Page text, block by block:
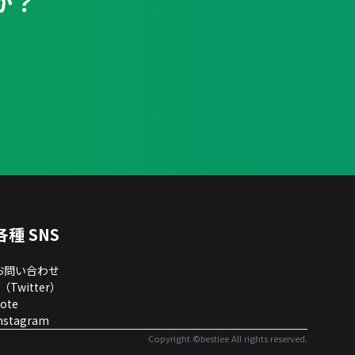
種 SNS
問い合わせ
Twitter）
Copyright ©bestiee All rights reserved.